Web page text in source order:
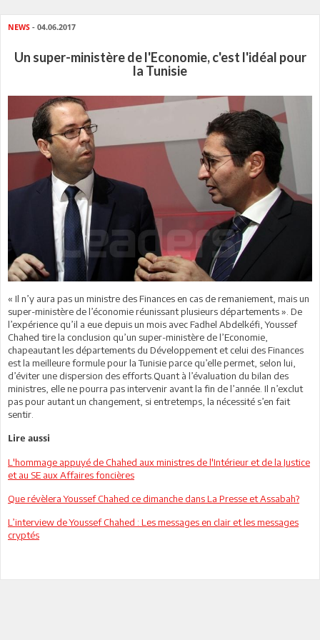
NEWS - 04.06.2017
Un super-ministère de l'Economie, c'est l'idéal pour
la Tunisie
« Il n’y aura pas un ministre des Finances en cas de remaniement, mais un
super-ministère de l’économie réunissant plusieurs départements ». De
l’expérience qu’il a eue depuis un mois avec Fadhel Abdelkéfi, Youssef
Chahed tire la conclusion qu’un super-ministère de l’Economie,
chapeautant les départements du Développement et celui des Finances
est la meilleure formule pour la Tunisie parce qu’elle permet, selon lui,
d’éviter une dispersion des efforts.Quant à l’évaluation du bilan des
ministres, elle ne pourra pas intervenir avant la fin de l’année. Il n’exclut
pas pour autant un changement, si entretemps, la nécessité s’en fait
sentir.
Lire aussi
L'hommage appuyé de Chahed aux ministres de l'Intérieur et de la Justice
et au SE aux Affaires foncières
Que révèlera Youssef Chahed ce dimanche dans La Presse et Assabah?
L’interview de Youssef Chahed : Les messages en clair et les messages
cryptés